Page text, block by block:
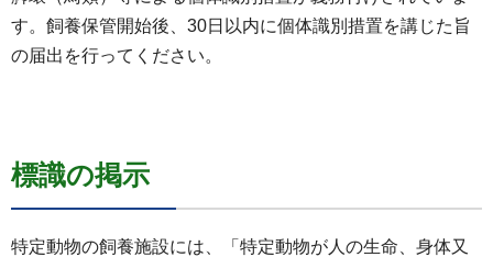
す。飼養保管開始後、30日以内に個体識別措置を講じた旨
の届出を行ってください。
標識の掲示
特定動物の飼養施設には、「特定動物が人の生命、身体又